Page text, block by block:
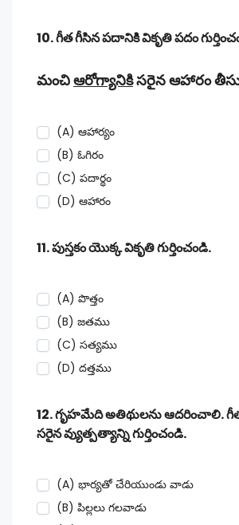
10. గీత గీసిన పదానికి వికృతి పదం
మంచిఆరోగ్యానికిసరైన ఆహారం
(A) ఆహార్యం
(B) ఓగిరం
(C) పదార్థం
(D) ఆహారం
11. పుస్తకం యొక్క వికృతి గుర్తించండి.
(A) పొత్తం
(B) జతము
(C) సత్యము
(D) దత్తము
12. గృహమేది అతిథులను ఆదరించాలి.
సరైన వ్యుత్పత్యాన్ని గుర్తించండి.
(A) భార్యతో చేరియుండు వాడు
(B) పిల్లలు గలవాడు